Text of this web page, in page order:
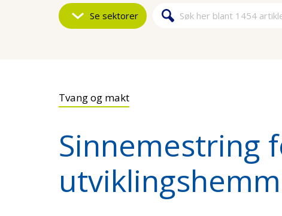
Se sektorer Søkeskjema
Søk
Tvang og makt
Sinnemestring